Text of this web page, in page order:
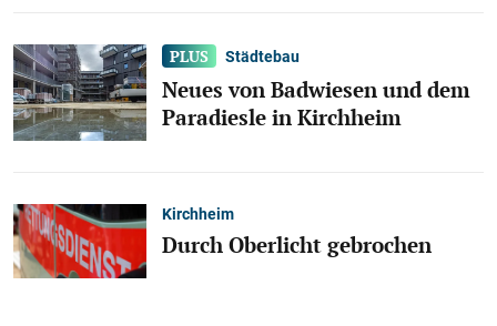
Städtebau
Neues von Badwiesen und dem
Paradiesle in Kirchheim
Kirchheim
Durch Oberlicht gebrochen